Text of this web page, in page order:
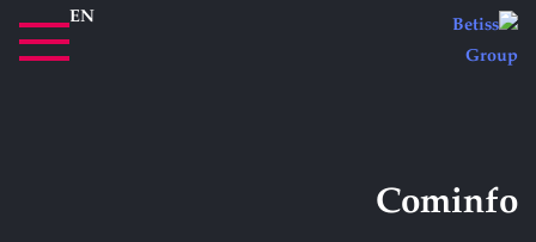
EN
Cominfo